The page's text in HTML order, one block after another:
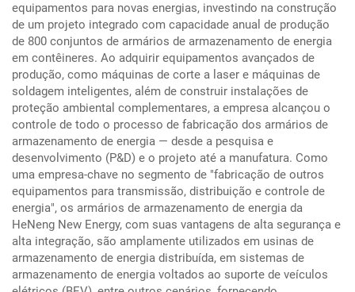
equipamentos para novas energias, investindo na construção
de um projeto integrado com capacidade anual de produção
de 800 conjuntos de armários de armazenamento de energia
em contêineres. Ao adquirir equipamentos avançados de
produção, como máquinas de corte a laser e máquinas de
soldagem inteligentes, além de construir instalações de
proteção ambiental complementares, a empresa alcançou o
controle de todo o processo de fabricação dos armários de
armazenamento de energia — desde a pesquisa e
desenvolvimento (P&D) e o projeto até a manufatura. Como
uma empresa-chave no segmento de "fabricação de outros
equipamentos para transmissão, distribuição e controle de
energia", os armários de armazenamento de energia da
HeNeng New Energy, com suas vantagens de alta segurança e
alta integração, são amplamente utilizados em usinas de
armazenamento de energia distribuída, em sistemas de
armazenamento de energia voltados ao suporte de veículos